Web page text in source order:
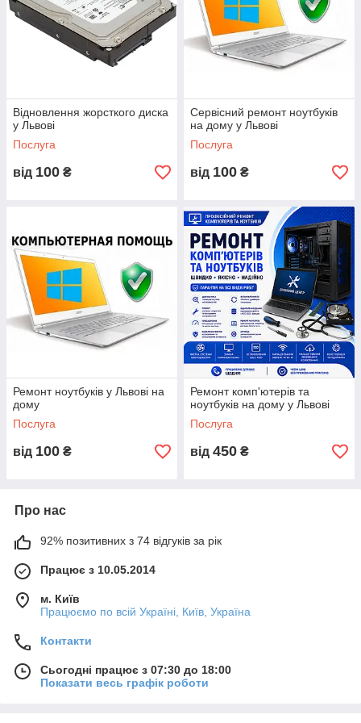
резервне копіювання даних,
налаштування електронної пошти,
ремонт обладнання,
ремонт материнської плати,
ремонт после разлива жидкости,
ремонт звуковой карты,
установка программного обеспечения и настройка
У наших специалистов большой опыт поремонту
компьютеров и ремонту ноутбуков, они совершенствуют
свои знания с появлением новых технологий.
Наши преимущества:
•Доступная стоимость услуг. Вы получаете бесплатную
диагностику и список того что необходимо для ремонта
вашего компьютера.
•Профессиональные и опытные специалисты.
РАБОТАЕМ БЕЗ ВЫХОДНЫХ!
НАШИ ТЕЛЕФОНЫ:
КИЇВСТАР
(096) 009-98-86
МТС
ЛАЙФ (063) 291-94-45
Відновлення жорсткого диска
у Львові
Послуга
від 100 ₴
Сервісний ремонт ноутбуків
на дому у Львові
Послуга
від 100 ₴
Ремонт ноутбуків у Львові на
дому
Послуга
від 100 ₴
Ремонт комп'ютерів та
ноутбуків на дому у Львові
Послуга
від 450 ₴
Про нас
92% позитивних з 74 відгуків за рік
Працює з 10.05.2014
м. Київ
Працюємо по всій Україні, Київ, Україна
Контакти
Сьогодні працює з 07:30 до 18:00
Показати весь графік роботи